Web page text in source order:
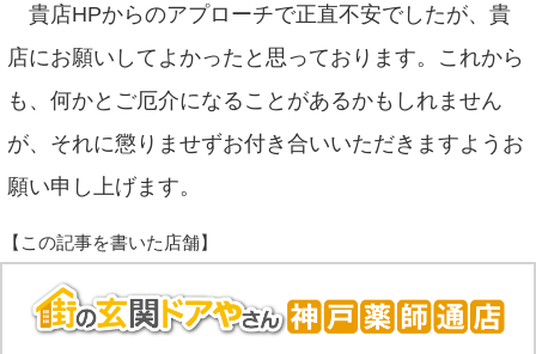
貴店HPからのアプローチで正直不安でしたが、貴
店にお願いしてよかったと思っております。これから
も、何かとご厄介になることがあるかもしれません
が、それに懲りませずお付き合いいただきますようお
願い申し上げます。